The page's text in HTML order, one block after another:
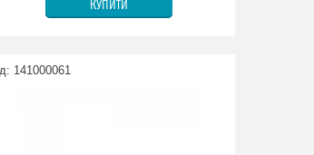
КУПИТИ
141000061